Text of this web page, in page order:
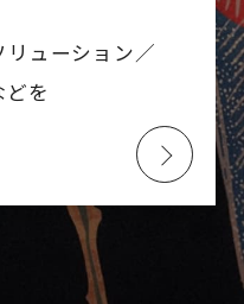
リューション／
を